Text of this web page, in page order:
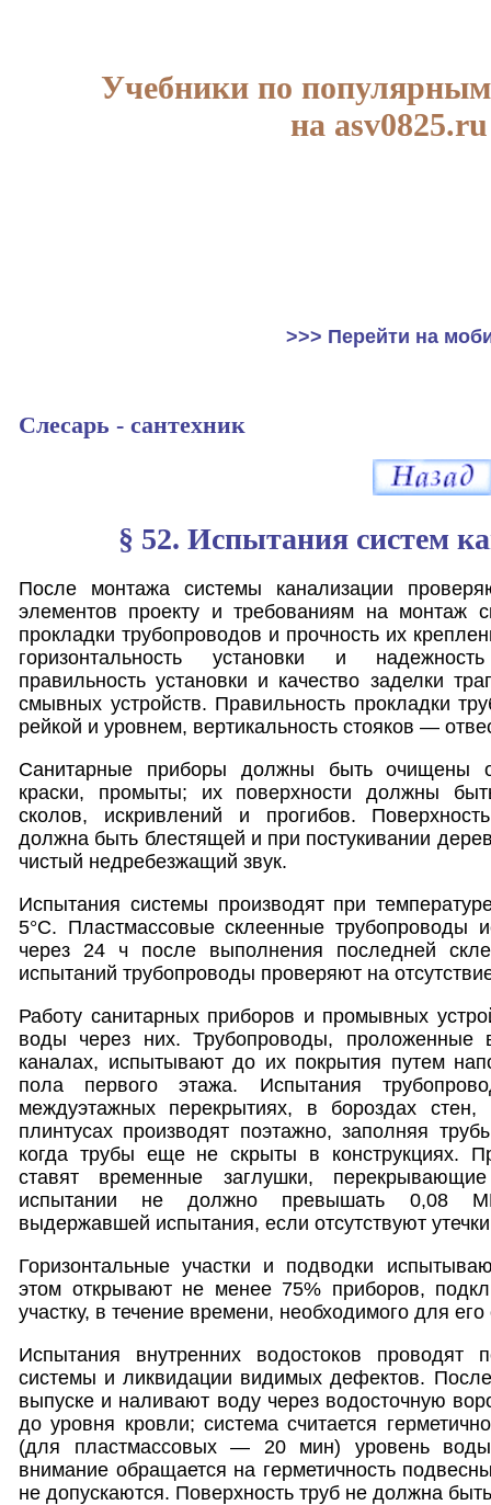
Учебники по
на asv0825.ru
>>> Перейти на
Слесарь - сантехник
§ 52. Испытания систем
После монтажа системы канализации
элементов проекту и требованиям на монтаж
прокладки трубопроводов и прочность их
горизонтальность установки и
правильность установки и качество заделки
смывных устройств. Правильность прокладки
рейкой и уровнем, вертикальность стояков —
Санитарные приборы должны быть очищены
краски, промыты; их поверхности должны
сколов, искривлений и прогибов.
должна быть блестящей и при постукивании
чистый недребезжащий звук.
Испытания системы производят при
5°С. Пластмассовые склеенные трубопроводы
через 24 ч после выполнения последней
испытаний трубопроводы проверяют на
Работу санитарных приборов и промывных
воды через них. Трубопроводы,
каналах, испытывают до их покрытия путем
пола первого этажа. Испытания
междуэтажных перекрытиях, в бороздах
плинтусах производят поэтажно, заполняя
когда трубы еще не скрыты в конструкциях.
ставят временные заглушки,
испытании не должно превышать 0,08
выдержавшей испытания, если отсутствуют
Горизонтальные участки и подводки
этом открывают не менее 75% приборов,
участку, в течение времени, необходимого для
Испытания внутренних водостоков проводят
системы и ликвидации видимых дефектов. После
выпуске и наливают воду через водосточную
до уровня кровли; система считается
(для пластмассовых — 20 мин) уровень
внимание обращается на герметичность
не допускаются. Поверхность труб не должна